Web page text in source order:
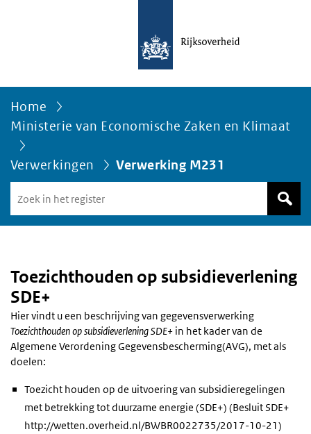
Home
Ministerie van Economische Zaken en Klimaat
Verwerkingen Verwerking M231
in
het
Toezichthouden op subsidieverlening
SDE+
Hier vindt u een beschrijving van gegevensverwerking
Toezichthouden op subsidieverlening SDE+ in het kader van de
Algemene Verordening Gegevensbescherming(AVG), met als
doelen:
Toezicht houden op de uitvoering van subsidieregelingen
met betrekking tot duurzame energie (SDE+) (Besluit SDE+
http://wetten.overheid.nl/BWBR0022735/2017-10-21)